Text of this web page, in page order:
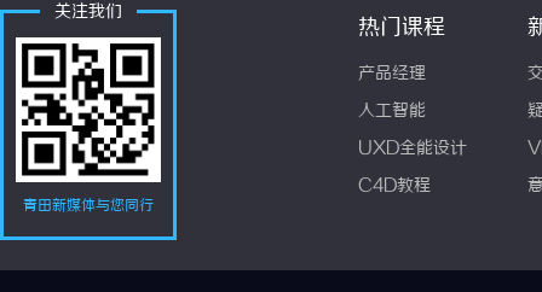
关注我们
青田新媒体与您同行
热门课程
产品经理
人工智能
UXD全能设计
C4D教程